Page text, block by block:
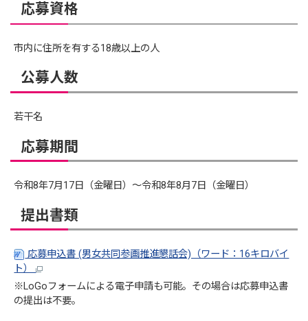
応募資格
市内に住所を有する18歳以上の人
公募人数
若干名
応募期間
令和8年7月17日（金曜日）～令和8年8月7日（金曜日）
提出書類
応募申込書 (男女共同参画推進懇話会)（ワード：16キロバイ
ト）
※LoGoフォームによる電子申請も可能。その場合は応募申込書
の提出は不要。